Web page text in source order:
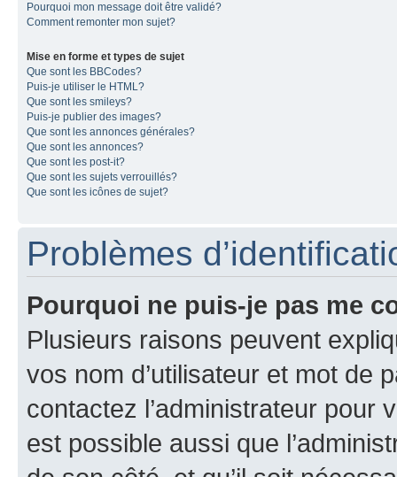
Pourquoi mon message doit être validé?
Comment remonter mon sujet?
Mise en forme et types de sujet
Que sont les BBCodes?
Puis-je utiliser le HTML?
Que sont les smileys?
Puis-je publier des images?
Que sont les annonces générales?
Que sont les annonces?
Que sont les post-it?
Que sont les sujets verrouillés?
Que sont les icônes de sujet?
Problèmes
Pourquoi ne puis-je pas me
Plusieurs raisons peuvent
vos nom d’utilisateur et mot de
contactez l’administrateur pour
est possible aussi que